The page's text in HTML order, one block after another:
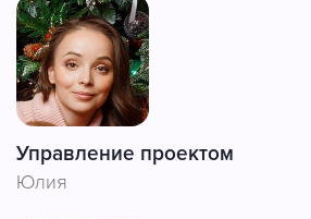
Управление проектом
Юлия